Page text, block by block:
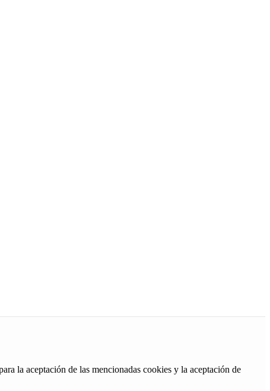
la aceptación de las mencionadas cookies y la aceptación de